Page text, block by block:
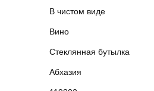
В чистом виде
Вино
Стеклянная бутылка
Абхазия